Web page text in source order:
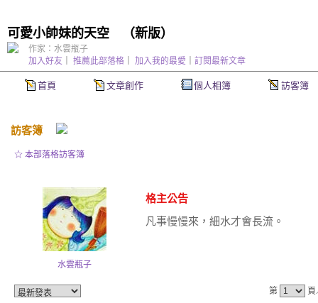
可愛小帥妹的天空 （新版）
首頁 文章創作 個人相簿 訪客簿
加入好友 推薦此部落格 加入我的最愛 訂閱最新文章
作家：水雲瓶子
訪客簿
☆ 本部落格訪客簿
水雲瓶子
格主公告
凡事慢慢來，細水才會長流。
第